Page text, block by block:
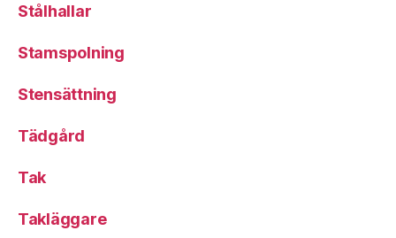
Stålhallar
Stamspolning
Stensättning
Tädgård
Tak
Takläggare